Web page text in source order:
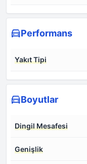
Performans
Yakıt Tipi
Boyutlar
Dingil Mesafesi
Genişlik